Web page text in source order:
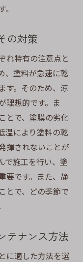
の対策
れ特有の注意点と
、塗料が急速に乾
す。そのため、涼
理想的です。ま
とで、塗膜の劣化
温により塗料の乾
揮されないことが
で施工を行い、塗
要です。また、静
とで、どの季節で
テナンス方法
に適した方法を選